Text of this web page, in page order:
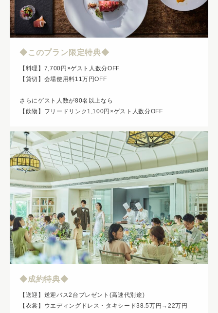
◆このプラン限定特典◆
【料理】7,700円×ゲスト人数分OFF
【貸切】会場使用料11万円OFF
さらにゲスト人数が80名以上なら
【飲物】フリードリンク1,100円×ゲスト人数分OFF
◆成約特典◆
【送迎】送迎バス2台プレゼント(高速代別途)
【衣裳】ウエディングドレス・タキシード38.5万円→22万円